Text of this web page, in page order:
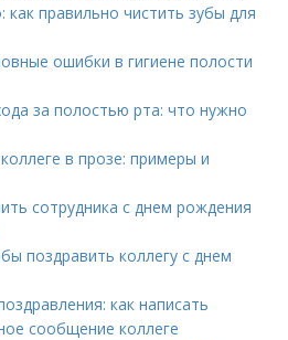
как правильно чистить зубы для
ошибки в гигиене полости
за полостью рта: что нужно
в прозе: примеры и
сотрудника с днем рождения
поздравить коллегу с днем
как написать
сообщение коллеге